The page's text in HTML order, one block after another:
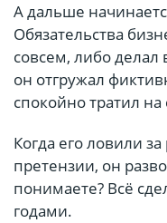
А дальше
Обязательства
совсем, либо делал
он отгружал
спокойно тратил
Когда его ловили
претензии, он
понимаете? Всё
годами.